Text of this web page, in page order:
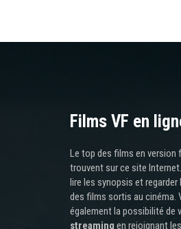
Films VF en
Le top des films en version
trouvent sur ce site
lire les synopsis et
des films sortis au cinéma.
également la possibilité de
streaming en rejoignant